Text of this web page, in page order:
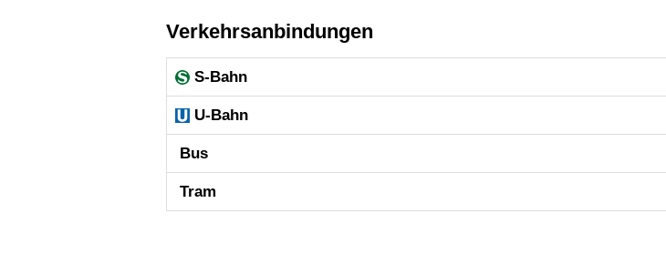
Verkehrsanbindungen
S-Bahn
U-Bahn
Bus
Tram